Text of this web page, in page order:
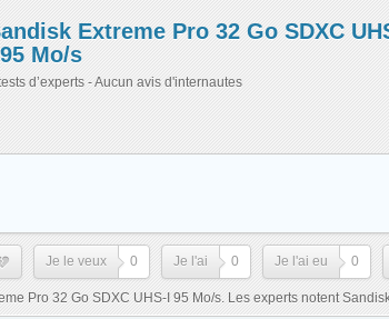
Extreme Pro 32 Go SDXC
Mo/s
d’experts - Aucun avis d'internautes
Je le veux 0 Je l'ai 0 Je l'ai eu 0
Pro 32 Go SDXC UHS-I 95 Mo/s. Les experts notent